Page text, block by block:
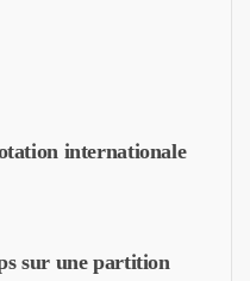
internationale
sur une partition